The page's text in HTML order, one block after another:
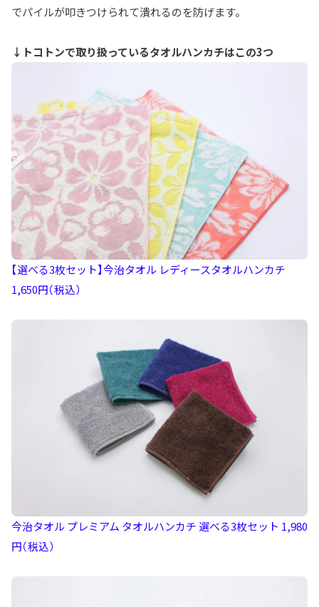
でパイルが叩きつけられて潰れるのを防げます。
↓トコトンで取り扱っているタオルハンカチはこの3つ
【選べる3枚セット】今治タオル レディースタオルハンカチ
1,650円（税込）
今治タオル プレミアム タオルハンカチ 選べる3枚セット 1,980
円（税込）